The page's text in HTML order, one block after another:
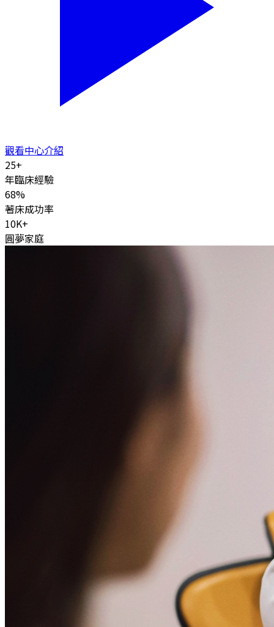
觀看中心介紹
25+
年臨床經驗
68%
著床成功率
10K+
圓夢家庭